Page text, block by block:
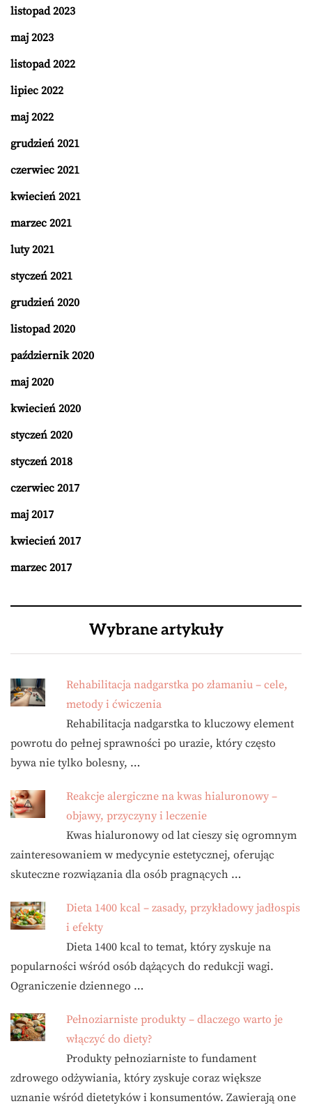
listopad 2023
maj 2023
listopad 2022
lipiec 2022
maj 2022
grudzień 2021
czerwiec 2021
kwiecień 2021
marzec 2021
luty 2021
styczeń 2021
grudzień 2020
listopad 2020
październik 2020
maj 2020
kwiecień 2020
styczeń 2020
styczeń 2018
czerwiec 2017
maj 2017
kwiecień 2017
marzec 2017
Wybrane artykuły
Rehabilitacja nadgarstka po złamaniu – cele,
metody i ćwiczenia
Rehabilitacja nadgarstka to kluczowy element
powrotu do pełnej sprawności po urazie, który często
bywa nie tylko bolesny, …
Reakcje alergiczne na kwas hialuronowy –
objawy, przyczyny i leczenie
Kwas hialuronowy od lat cieszy się ogromnym
zainteresowaniem w medycynie estetycznej, oferując
skuteczne rozwiązania dla osób pragnących …
Dieta 1400 kcal – zasady, przykładowy jadłospis
i efekty
Dieta 1400 kcal to temat, który zyskuje na
popularności wśród osób dążących do redukcji wagi.
Ograniczenie dziennego …
Pełnoziarniste produkty – dlaczego warto je
włączyć do diety?
Produkty pełnoziarniste to fundament
zdrowego odżywiania, który zyskuje coraz większe
uznanie wśród dietetyków i konsumentów. Zawierają one